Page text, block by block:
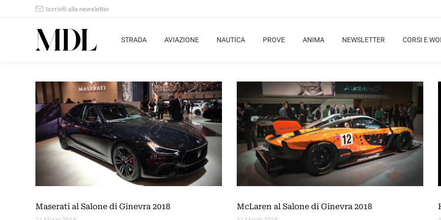
Iscriviti alla newsletter
STRADA AVIAZIONE NAUTICA PROVE ANIMA NEWSLETTER CORSI E
Maserati al Salone di Ginevra 2018 McLaren al Salone di Ginevra 2018